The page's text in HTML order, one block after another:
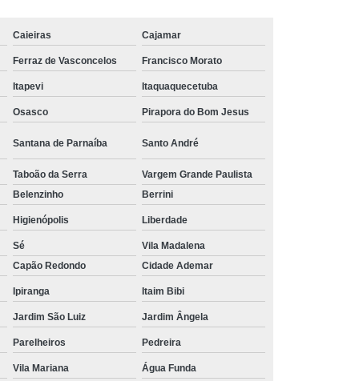
em João Pessoa
em São Paulo
de Feridas Enfermagem em Taubaté
Hiperbárico Deiscência da Sutura
Tratamento Hiperbárico em João Pessoa
Hiperbárico Necrose na Pele
de Ferida Operatória
Hiperbárica Tratamento de Feridas
em Câmara Hiperbárica
Tratamento Hiperbárica
Caieiras Cajamar
Ferraz de Vasconcelos Francisco Morato
Itapevi Itaquaquecetuba
Osasco Pirapora do Bom Jesus
Santana de Parnaíba Santo André
Taboão da Serra
Vargem Grande Paulista
Belenzinho Berrini
Higienópolis Liberdade
Sé
Vila Madalena
Capão Redondo Cidade Ademar
Ipiranga Itaim Bibi
Jardim São Luiz Jardim Ângela
Parelheiros Pedreira
Vila Mariana
Água Funda